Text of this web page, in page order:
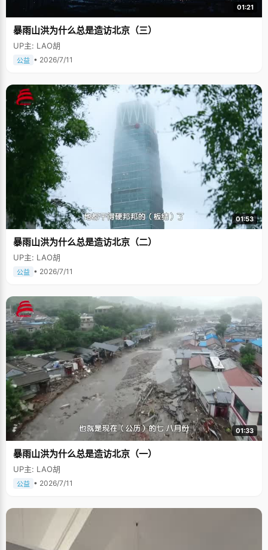
01:21
暴雨山洪为什么总是造访北京（三）
UP主: LAO胡
公益 • 2026/7/11
01:53
暴雨山洪为什么总是造访北京（二）
UP主: LAO胡
公益 • 2026/7/11
01:33
暴雨山洪为什么总是造访北京（一）
UP主: LAO胡
公益 • 2026/7/11